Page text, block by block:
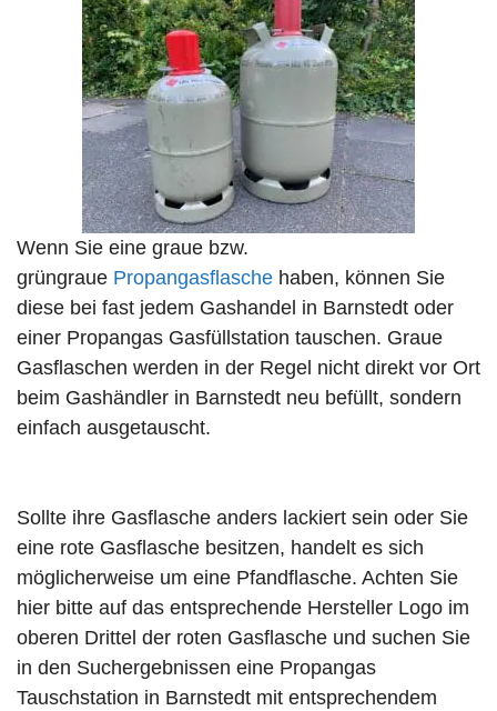
Wenn Sie eine graue bzw.
grüngraue Propangasflasche haben, können Sie
diese bei fast jedem Gashandel in Barnstedt oder
einer Propangas Gasfüllstation tauschen. Graue
Gasflaschen werden in der Regel nicht direkt vor Ort
beim Gashändler in Barnstedt neu befüllt, sondern
einfach ausgetauscht.
Sollte ihre Gasflasche anders lackiert sein oder Sie
eine rote Gasflasche besitzen, handelt es sich
möglicherweise um eine Pfandflasche. Achten Sie
hier bitte auf das entsprechende Hersteller Logo im
oberen Drittel der roten Gasflasche und suchen Sie
in den Suchergebnissen eine Propangas
Tauschstation in Barnstedt mit entsprechendem